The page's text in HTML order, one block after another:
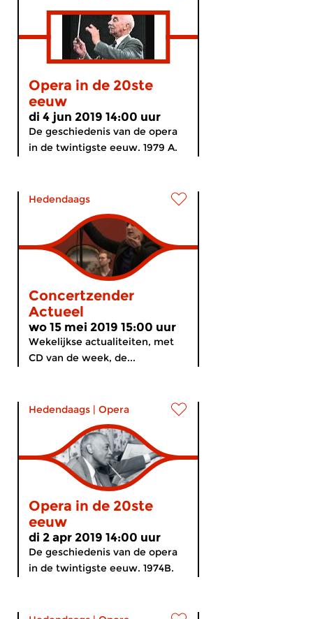
Opera in de 20ste
eeuw
di 4 jun 2019 14:00 uur
De geschiedenis van de opera
in de twintigste eeuw. 1979 A.
Hedendaags
Concertzender
Actueel
wo 15 mei 2019 15:00 uur
Wekelijkse actualiteiten, met
CD van de week, de...
Hedendaags | Opera
Opera in de 20ste
eeuw
di 2 apr 2019 14:00 uur
De geschiedenis van de opera
in de twintigste eeuw. 1974B.